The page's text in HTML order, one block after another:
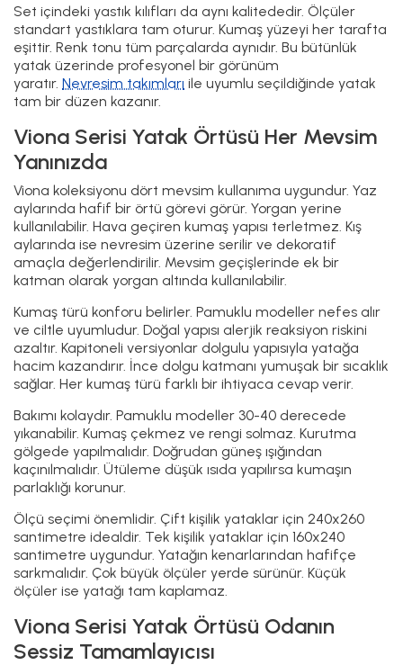
Set içindeki yastık kılıfları da aynı kalitededir. Ölçüler
standart yastıklara tam oturur. Kumaş yüzeyi her tarafta
eşittir. Renk tonu tüm parçalarda aynıdır. Bu bütünlük
yatak üzerinde profesyonel bir görünüm
yaratır. Nevresim takımları ile uyumlu seçildiğinde yatak
tam bir düzen kazanır.
Viona Serisi Yatak Örtüsü Her Mevsim
Yanınızda
Viona koleksiyonu dört mevsim kullanıma uygundur. Yaz
aylarında hafif bir örtü görevi görür. Yorgan yerine
kullanılabilir. Hava geçiren kumaş yapısı terletmez. Kış
aylarında ise nevresim üzerine serilir ve dekoratif
amaçla değerlendirilir. Mevsim geçişlerinde ek bir
katman olarak yorgan altında kullanılabilir.
Kumaş türü konforu belirler. Pamuklu modeller nefes alır
ve ciltle uyumludur. Doğal yapısı alerjik reaksiyon riskini
azaltır. Kapitoneli versiyonlar dolgulu yapısıyla yatağa
hacim kazandırır. İnce dolgu katmanı yumuşak bir sıcaklık
sağlar. Her kumaş türü farklı bir ihtiyaca cevap verir.
Bakımı kolaydır. Pamuklu modeller 30-40 derecede
yıkanabilir. Kumaş çekmez ve rengi solmaz. Kurutma
gölgede yapılmalıdır. Doğrudan güneş ışığından
kaçınılmalıdır. Ütüleme düşük ısıda yapılırsa kumaşın
parlaklığı korunur.
Ölçü seçimi önemlidir. Çift kişilik yataklar için 240x260
santimetre idealdir. Tek kişilik yataklar için 160x240
santimetre uygundur. Yatağın kenarlarından hafifçe
sarkmalıdır. Çok büyük ölçüler yerde sürünür. Küçük
ölçüler ise yatağı tam kaplamaz.
Viona Serisi Yatak Örtüsü Odanın
Sessiz Tamamlayıcısı